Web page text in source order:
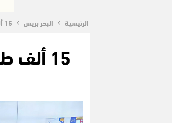
الرئيسية البحر بريس 15 ألف طن سنوياً .. المغرب يتصدر العالم في صناعة السردين المُعلب
15